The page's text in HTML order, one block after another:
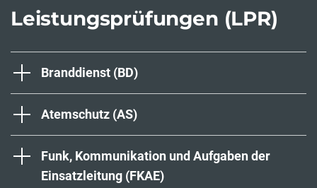
Leistungsprüfungen (LPR)
Branddienst (BD)
Atemschutz (AS)
Funk, Kommunikation und Aufgaben der
Einsatzleitung (FKAE)